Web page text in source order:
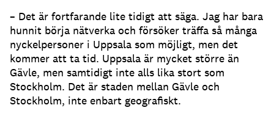
– Det är fortfarande lite tidigt att säga. Jag har bara
hunnit börja nätverka och försöker träffa så många
nyckelpersoner i Uppsala som möjligt, men det
kommer att ta tid. Uppsala är mycket större än
Gävle, men samtidigt inte alls lika stort som
Stockholm. Det är staden mellan Gävle och
Stockholm, inte enbart geografiskt.